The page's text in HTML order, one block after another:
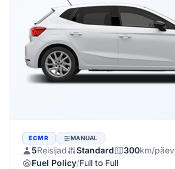
ECMR MANUAL
5Reisijad Standard 300km/päev
Fuel Policy/Full to Full